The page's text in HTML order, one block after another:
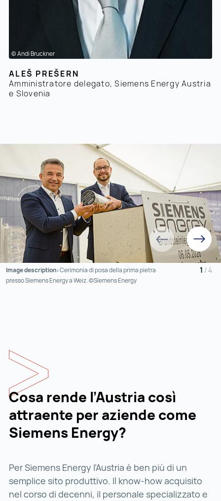
© Andi Bruckner
ALEŠ PREŠERN
Amministratore delegato, Siemens Energy Austria
e Slovenia
Image description:Cerimonia di posa della prima pietra
presso Siemens Energy a Weiz. ©Siemens Energy
Prima
1 /4
Cosa rende l’Austria così
attraente per aziende come
Siemens Energy?
Per Siemens Energy l’Austria è ben più di un
semplice sito produttivo. Il know-how acquisito
nel corso di decenni, il personale specializzato e